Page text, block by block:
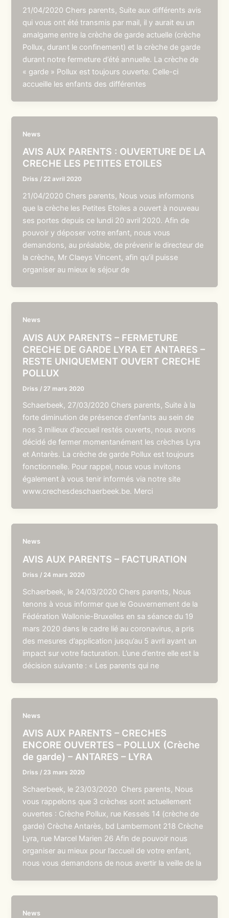
21/04/2020 Chers parents, Suite aux différents avis
qui vous ont été transmis par mail, il y aurait eu un
amalgame entre la crèche de garde actuelle (crèche
Pollux, durant le confinement) et la crèche de garde
durant notre fermeture d’été annuelle. La crèche de
« garde » Pollux est toujours ouverte. Celle-ci
accueille les enfants des différentes
News
AVIS AUX PARENTS : OUVERTURE DE LA
CRECHE LES PETITES ETOILES
Driss / 22 avril 2020
21/04/2020 Chers parents, Nous vous informons
que la crèche les Petites Etoiles a ouvert à nouveau
ses portes depuis ce lundi 20 avril 2020. Afin de
pouvoir y déposer votre enfant, nous vous
demandons, au préalable, de prévenir le directeur de
la crèche, Mr Claeys Vincent, afin qu’il puisse
organiser au mieux le séjour de
News
AVIS AUX PARENTS – FERMETURE
CRECHE DE GARDE LYRA ET ANTARES –
RESTE UNIQUEMENT OUVERT CRECHE
POLLUX
Driss / 27 mars 2020
Schaerbeek, 27/03/2020 Chers parents, Suite à la
forte diminution de présence d’enfants au sein de
nos 3 milieux d’accueil restés ouverts, nous avons
décidé de fermer momentanément les crèches Lyra
et Antarès. La crèche de garde Pollux est toujours
fonctionnelle. Pour rappel, nous vous invitons
également à vous tenir informés via notre site
www.crechesdeschaerbeek.be. Merci
News
AVIS AUX PARENTS – FACTURATION
Driss / 24 mars 2020
Schaerbeek, le 24/03/2020 Chers parents, Nous
tenons à vous informer que le Gouvernement de la
Fédération Wallonie-Bruxelles en sa séance du 19
mars 2020 dans le cadre lié au coronavirus, a pris
des mesures d’application jusqu’au 5 avril ayant un
impact sur votre facturation. L’une d’entre elle est la
décision suivante : « Les parents qui ne
News
AVIS AUX PARENTS – CRECHES
ENCORE OUVERTES – POLLUX (Crèche
de garde) – ANTARES – LYRA
Driss / 23 mars 2020
Schaerbeek, le 23/03/2020 Chers parents, Nous
vous rappelons que 3 crèches sont actuellement
ouvertes : Crèche Pollux, rue Kessels 14 (crèche de
garde) Crèche Antarès, bd Lambermont 218 Crèche
Lyra, rue Marcel Marien 26 Afin de pouvoir nous
organiser au mieux pour l’accueil de votre enfant,
nous vous demandons de nous avertir la veille de la
News